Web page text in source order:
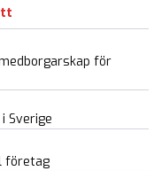
för
Sverige
företag